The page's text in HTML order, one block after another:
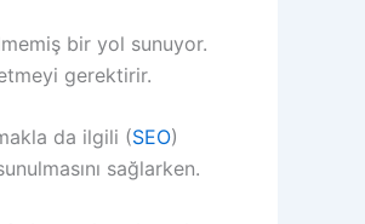
bir yol sunuyor.
gerektirir.
da ilgili (SEO)
sağlarken.